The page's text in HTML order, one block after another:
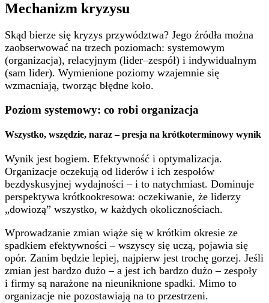
Mechanizm kryzysu
Skąd bierze się kryzys przywództwa? Jego źródła można
zaobserwować na trzech poziomach: systemowym
(organizacja), relacyjnym (lider–zespół) i indywidualnym
(sam lider). Wymienione poziomy wzajemnie się
wzmacniają, tworząc błędne koło.
Poziom systemowy: co robi organizacja
Wszystko, wszędzie, naraz – presja na krótkoterminowy wynik
Wynik jest bogiem. Efektywność i optymalizacja.
Organizacje oczekują od liderów i ich zespołów
bezdyskusyjnej wydajności – i to natychmiast. Dominuje
perspektywa krótkookresowa: oczekiwanie, że liderzy
„dowiozą” wszystko, w każdych okolicznościach.
Wprowadzanie zmian wiąże się w krótkim okresie ze
spadkiem efektywności – wszyscy się uczą, pojawia się
opór. Zanim będzie lepiej, najpierw jest trochę gorzej. Jeśli
zmian jest bardzo dużo – a jest ich bardzo dużo – zespoły
i firmy są narażone na nieuniknione spadki. Mimo to
organizacje nie pozostawiają na to przestrzeni.